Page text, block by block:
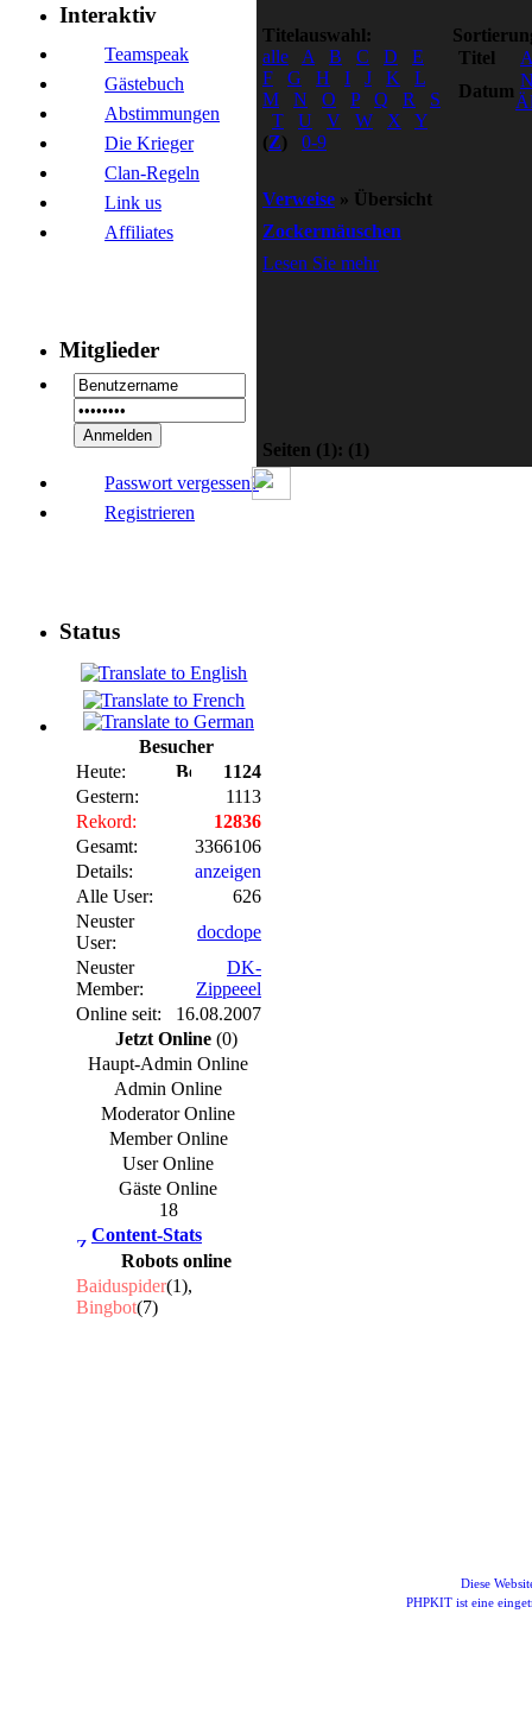
Interaktiv
Teamspeak
Gästebuch
Abstimmungen
Die Krieger
Clan-Regeln
Link us
Affiliates
Mitglieder
Passwort vergessen?
Registrieren
Status
Besucher
Heute:
1124
Gestern:
1113
Rekord:
12836
Gesamt:
3366106
Details:
anzeigen
Alle User:
626
Neuster
User:
docdope
Neuster
Member:
DK-
Zippeeel
Online seit:
16.08.2007
Jetzt Online (0)
Haupt-Admin Online
Admin Online
Moderator Online
Member Online
User Online
Gäste Online
18
Content-Stats
Robots online
Baiduspider(1),
Bingbot(7)
Titelauswahl:
alle
A B C D
E
F
G H I J K
L
M
N O P Q R
S
T
U V W X
Y
(Z) 0-9
Titel
Datum
Verweise » Übersicht
Zockermäuschen
Lesen Sie mehr
Seiten (1): (1)
Diese
PHPKIT ist eine